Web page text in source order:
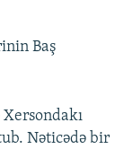
Baş
Nəticədə bir